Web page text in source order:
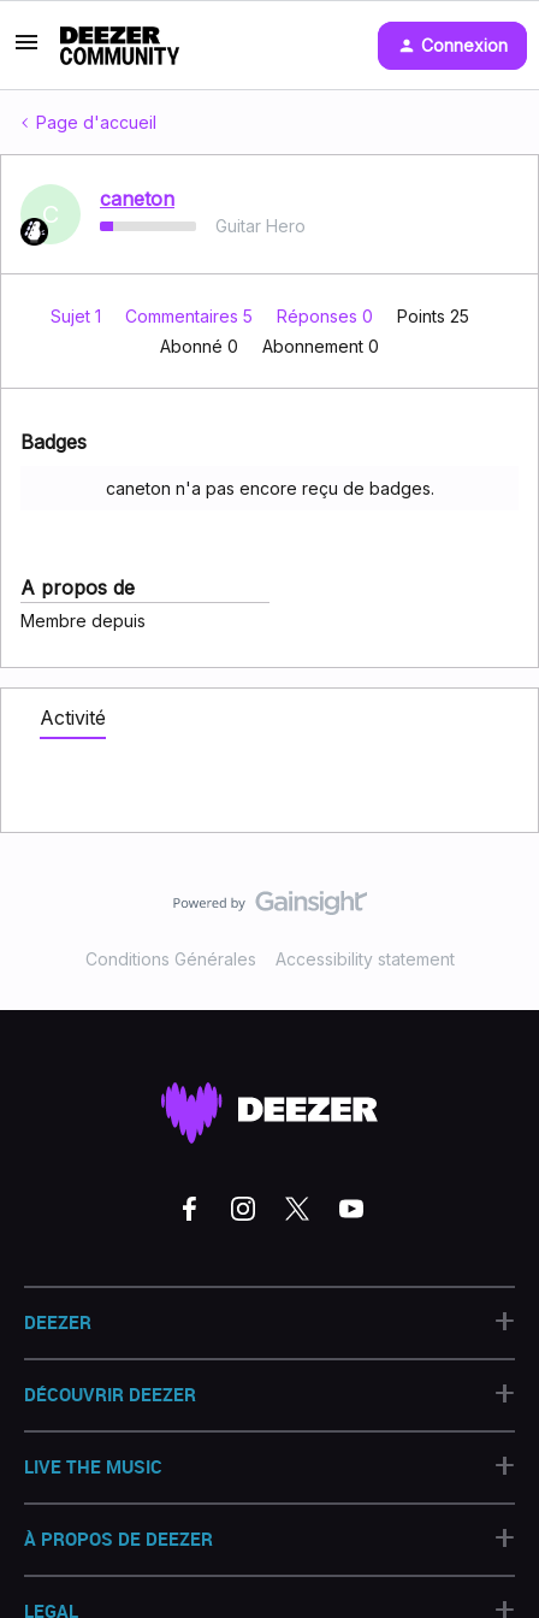
Connexion
Page d'accueil
C
caneton
Guitar Hero
Sujet 1 Commentaires 5 Réponses 0
Points 25
Abonné 0 Abonnement 0
Badges
caneton n'a pas encore reçu de badges.
A propos de
Membre depuis
Activité
Conditions Générales Accessibility statement
DEEZER +
DÉCOUVRIR DEEZER +
LIVE THE MUSIC +
À PROPOS DE DEEZER +
LEGAL +